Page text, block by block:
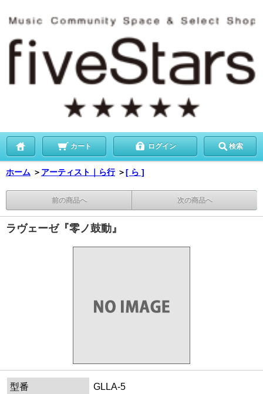
カート ログイン 検索
ホーム ＞ アーティスト｜ら行 ＞[ ら ]
前の商品へ 次の商品へ
ラヴェーゼ『零ノ鼓動』
型番
GLLA-5